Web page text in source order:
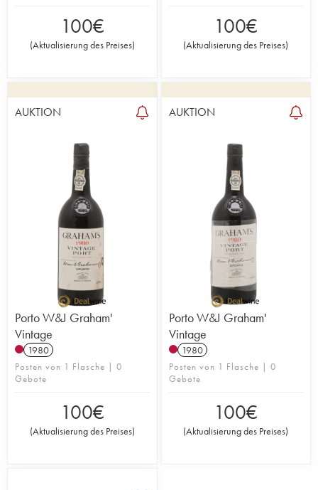
100€
(Aktualisierung des Preises)
100€
(Aktualisierung des Preises)
AUKTION
Porto W&J Graham'
Vintage
1980
Posten von 1 Flasche | 0
Gebote
100€
(Aktualisierung des Preises)
AUKTION
Porto W&J Graham'
Vintage
1980
Posten von 1 Flasche | 0
Gebote
100€
(Aktualisierung des Preises)